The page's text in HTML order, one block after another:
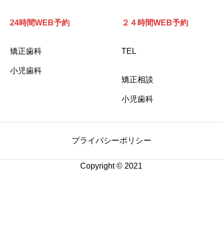
24時間WEB予約
矯正歯科
小児歯科
２４時間WEB予約
TEL
矯正相談
小児歯科
プライバシーポリシー
Copyright © 2021